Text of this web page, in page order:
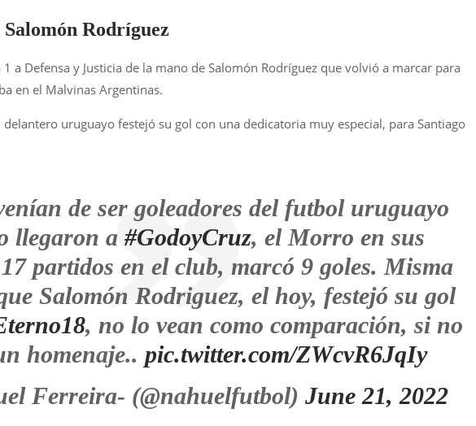
Rodríguez
a Defensa y Justicia de la mano de Salomón Rodríguez que volvió a marcar para
en el Malvinas Argentinas.
uruguayo festejó su gol con una dedicatoria muy especial, para Santiago
de ser goleadores del futbol uruguayo
llegaron a#GodoyCruz, el Morro en sus
partidos en el club, marcó 9 goles. Misma
Salomón Rodriguez, el hoy, festejó su gol
, no lo vean como comparación, si no
homenaje.. pic.twitter.com/ZWcvR6JqIy
Ferreira- (@nahuelfutbol) June 21, 2022